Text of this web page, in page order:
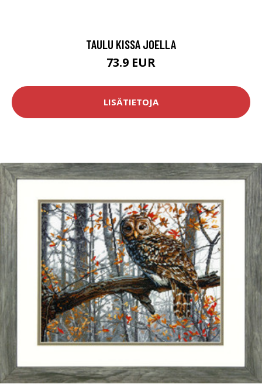
TAULU KISSA JOELLA
73.9 EUR
LISÄTIETOJA